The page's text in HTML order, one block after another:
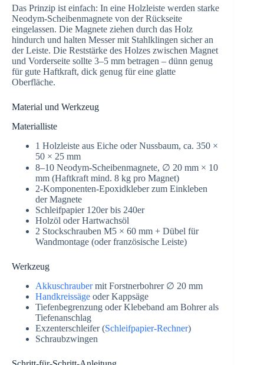
Das Prinzip ist einfach: In eine Holzleiste werden starke
Neodym-Scheibenmagnete von der Rückseite
eingelassen. Die Magnete ziehen durch das Holz
hindurch und halten Messer mit Stahlklingen sicher an
der Leiste. Die Reststärke des Holzes zwischen Magnet
und Vorderseite sollte 3–5 mm betragen – dünn genug
für gute Haftkraft, dick genug für eine glatte
Oberfläche.
Material und Werkzeug
Materialliste
1 Holzleiste aus Eiche oder Nussbaum, ca. 350 ×
50 × 25 mm
8–10 Neodym-Scheibenmagnete, ∅ 20 mm × 10
mm (Haftkraft mind. 8 kg pro Magnet)
2-Komponenten-Epoxidkleber zum Einkleben
der Magnete
Schleifpapier 120er bis 240er
Holzöl oder Hartwachsöl
2 Stockschrauben M5 × 60 mm + Dübel für
Wandmontage (oder französische Leiste)
Werkzeug
Akkuschraubermit Forstnerbohrer ∅ 20 mm
Handkreissäge oder Kappsäge
Tiefenbegrenzung oder Klebeband am Bohrer als
Tiefenanschlag
Exzenterschleifer (Schleifpapier-Rechner)
Schraubzwingen